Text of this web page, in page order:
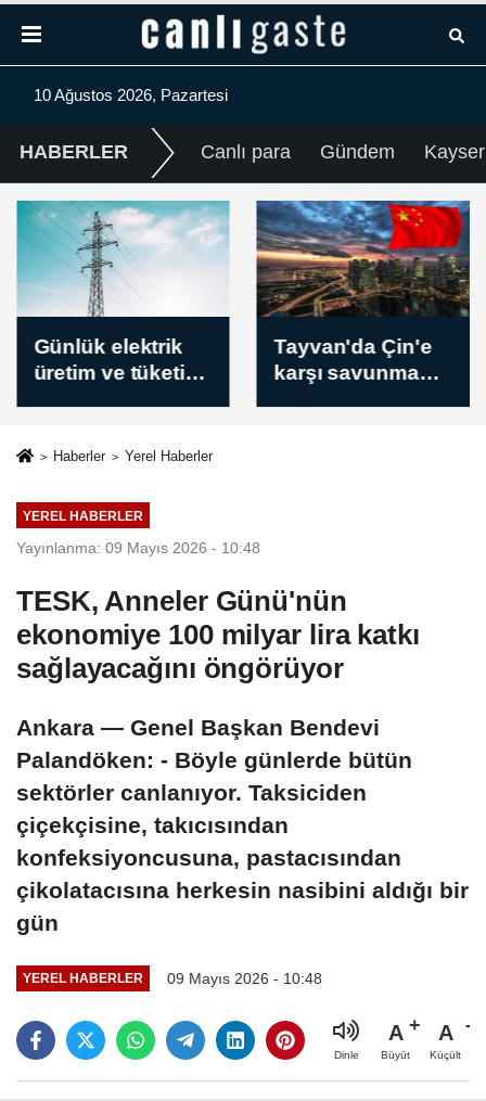
10 Ağustos 2026, Pazartesi
HABERLER Canlı para Gündem
Günlük elektrik
üretim ve tüketim
Tayvan'da Çin'e
karşı savunma
Haberler Yerel Haberler
YEREL HABERLER
Yayınlanma: 09 Mayıs 2026 - 10:48
TESK, Anneler Günü'nün
ekonomiye 100 milyar lira katkı
sağlayacağını öngörüyor
Ankara — Genel Başkan Bendevi
Palandöken: - Böyle günlerde bütün
sektörler canlanıyor. Taksiciden
çiçekçisine, takıcısından
konfeksiyoncusuna, pastacısından
çikolatacısına herkesin nasibini aldığı bir
gün
YEREL HABERLER 09 Mayıs 2026 - 10:48
Dinle
A
Büyüt
A
Küçült